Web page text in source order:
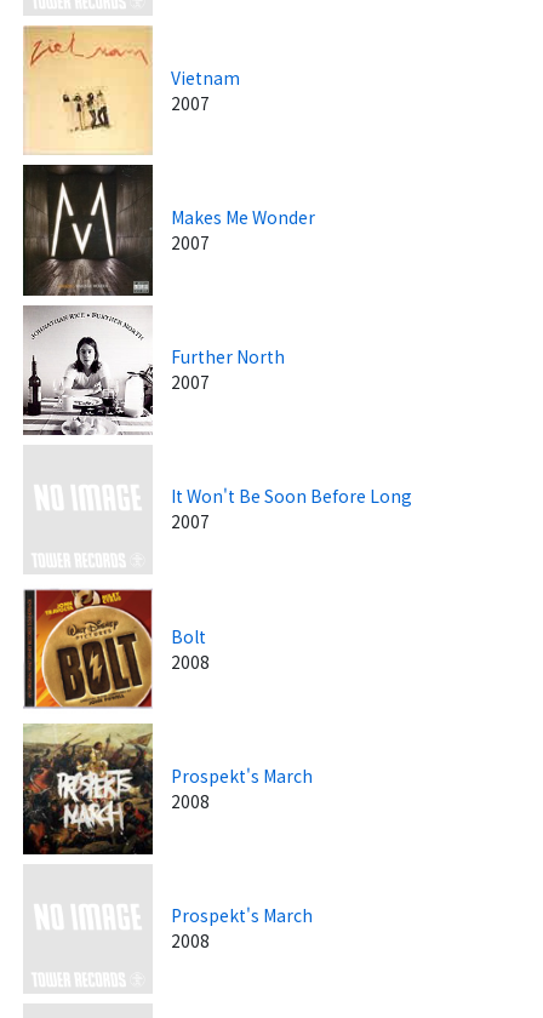
Vietnam
2007
Makes Me Wonder
2007
Further North
2007
It Won't Be Soon Before Long
2007
Bolt
2008
Prospekt's March
2008
Prospekt's March
2008